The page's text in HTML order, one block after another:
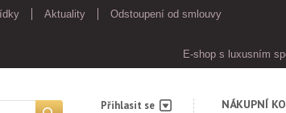
Aktuality
Odstoupení od smlouvy
E-shop s luxusním
Přihlasit se
NÁKUPNÍ